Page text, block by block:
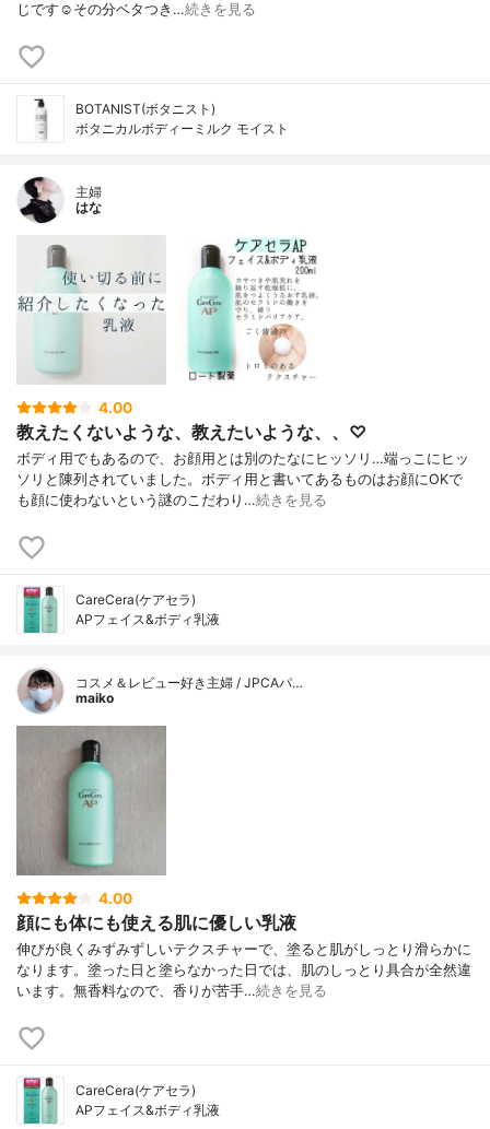
じです☺️その分ベタつき…続きを見る
BOTANIST(ボタニスト)
ボタニカルボディーミルク モイスト
主婦
はな
4.00
教えたくないような、教えたいような、、♡
ボディ用でもあるので、お顔用とは別のたなにヒッソリ…端っこにヒッ
ソリと陳列されていました。ボディ用と書いてあるものはお顔にOKで
も顔に使わないという謎のこだわり…続きを見る
CareCera(ケアセラ)
APフェイス&ボディ乳液
コスメ＆レビュー好き主婦 / JPCAパ…
maiko
4.00
顔にも体にも使える肌に優しい乳液
伸びが良くみずみずしいテクスチャーで、塗ると肌がしっとり滑らかに
なります。塗った日と塗らなかった日では、肌のしっとり具合が全然違
います。無香料なので、香りが苦手…続きを見る
CareCera(ケアセラ)
APフェイス&ボディ乳液